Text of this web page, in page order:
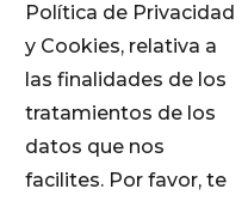
Política de Privacidad
y Cookies, relativa a
las finalidades de los
tratamientos de los
datos que nos
facilites. Por favor, te